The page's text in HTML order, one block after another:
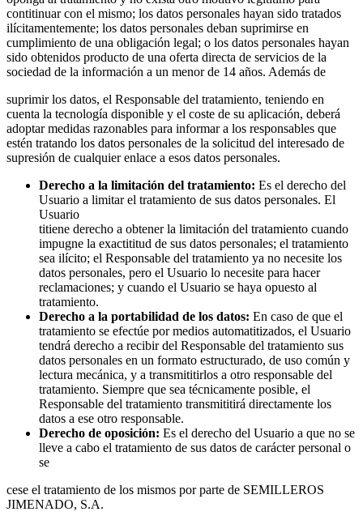
contitinuar con el mismo; los datos personales hayan sido tratados
ilícitamentemente; los datos personales deban suprimirse en
cumplimiento de una obligación legal; o los datos personales hayan
sido obtenidos producto de una oferta directa de servicios de la
sociedad de la información a un menor de 14 años. Además de
suprimir los datos, el Responsable del tratamiento, teniendo en
cuenta la tecnología disponible y el coste de su aplicación, deberá
adoptar medidas razonables para informar a los responsables que
estén tratando los datos personales de la solicitud del interesado de
supresión de cualquier enlace a esos datos personales.
Derecho a la limitación del tratamiento: Es el derecho del
Usuario a limitar el tratamiento de sus datos personales. El
Usuario
titiene derecho a obtener la limitación del tratamiento cuando
impugne la exactititud de sus datos personales; el tratamiento
sea ilícito; el Responsable del tratamiento ya no necesite los
datos personales, pero el Usuario lo necesite para hacer
reclamaciones; y cuando el Usuario se haya opuesto al
tratamiento.
Derecho a la portabilidad de los datos: En caso de que el
tratamiento se efectúe por medios automatitizados, el Usuario
tendrá derecho a recibir del Responsable del tratamiento sus
datos personales en un formato estructurado, de uso común y
lectura mecánica, y a transmititirlos a otro responsable del
tratamiento. Siempre que sea técnicamente posible, el
Responsable del tratamiento transmititirá directamente los
datos a ese otro responsable.
Derecho de oposición: Es el derecho del Usuario a que no se
lleve a cabo el tratamiento de sus datos de carácter personal o
se
cese el tratamiento de los mismos por parte de SEMILLEROS
JIMENADO, S.A.